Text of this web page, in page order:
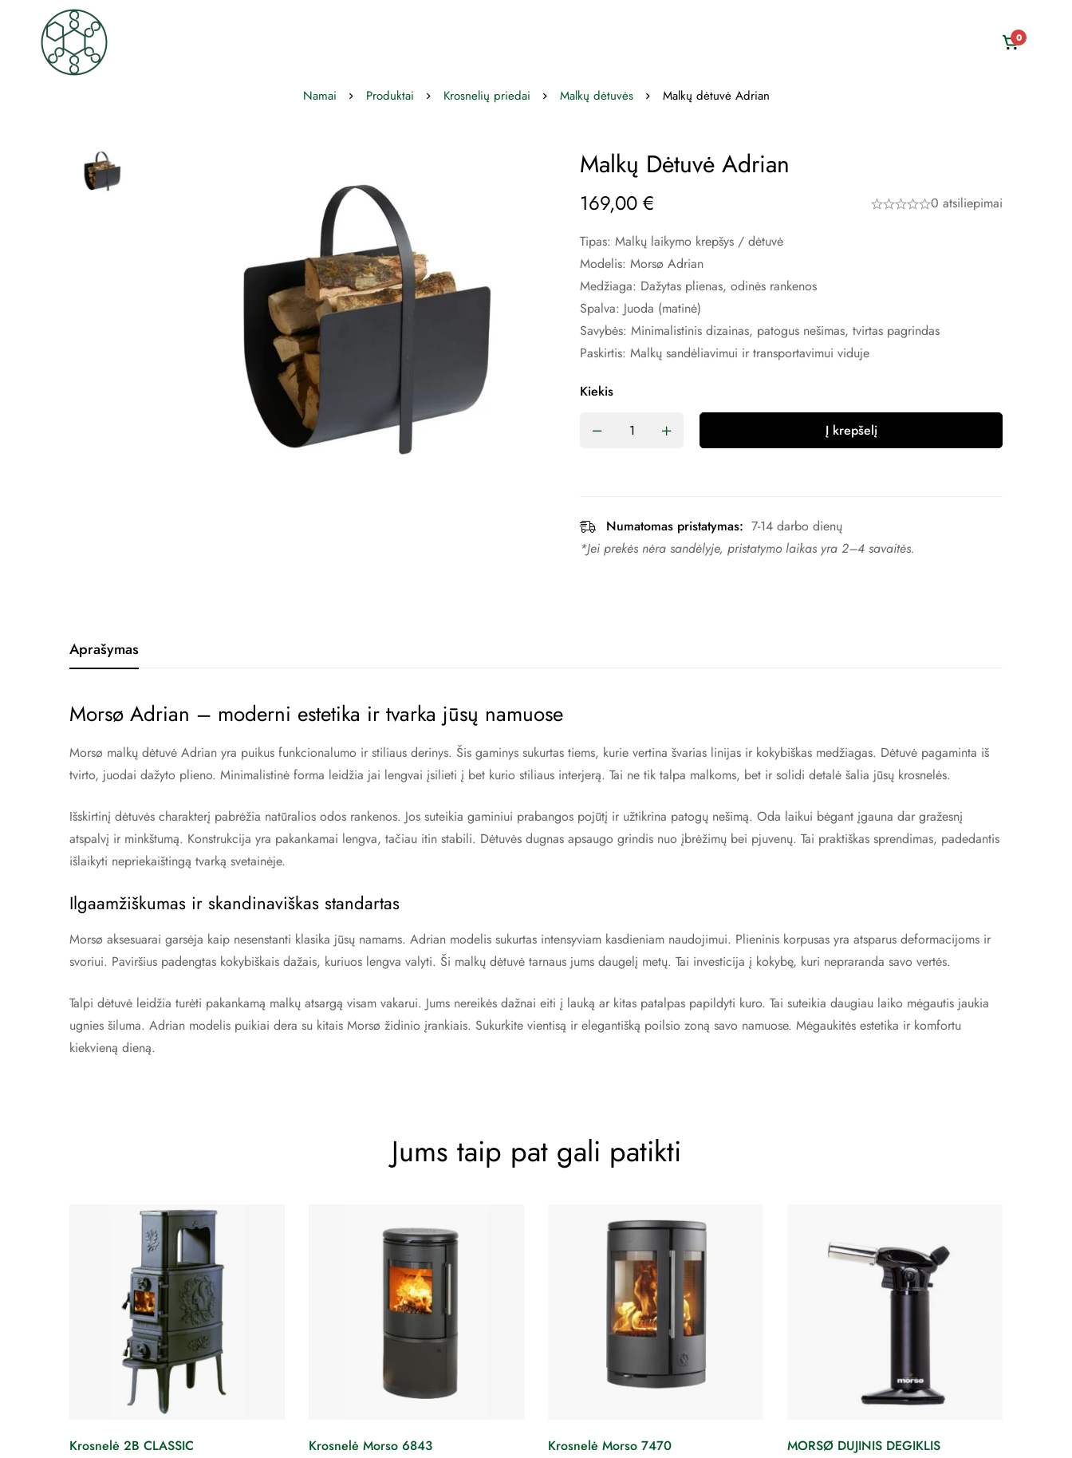
0
Namai Produktai Krosnelių priedai Malkų dėtuvės Malkų dėtuvė Adrian
Malkų Dėtuvė Adrian
169,00 € 0 atsiliepimai
Tipas: Malkų laikymo krepšys / dėtuvė
Modelis: Morsø Adrian
Medžiaga: Dažytas plienas, odinės rankenos
Spalva: Juoda (matinė)
Savybės: Minimalistinis dizainas, patogus nešimas, tvirtas pagrindas
Paskirtis: Malkų sandėliavimui ir transportavimui viduje
Kiekis
Į krepšelį
Numatomas pristatymas: 7-14 darbo dienų
*Jei prekės nėra sandėlyje, pristatymo laikas yra 2–4 ​​savaitės.
Aprašymas
Morsø Adrian – moderni estetika ir tvarka jūsų namuose
Morsø malkų dėtuvė Adrian yra puikus funkcionalumo ir stiliaus derinys. Šis gaminys sukurtas tiems, kurie vertina švarias linijas ir kokybiškas medžiagas. Dėtuvė pagaminta iš
tvirto, juodai dažyto plieno. Minimalistinė forma leidžia jai lengvai įsilieti į bet kurio stiliaus interjerą. Tai ne tik talpa malkoms, bet ir solidi detalė šalia jūsų krosnelės.
Išskirtinį dėtuvės charakterį pabrėžia natūralios odos rankenos. Jos suteikia gaminiui prabangos pojūtį ir užtikrina patogų nešimą. Oda laikui bėgant įgauna dar gražesnį
atspalvį ir minkštumą. Konstrukcija yra pakankamai lengva, tačiau itin stabili. Dėtuvės dugnas apsaugo grindis nuo įbrėžimų bei pjuvenų. Tai praktiškas sprendimas, padedantis
išlaikyti nepriekaištingą tvarką svetainėje.
Ilgaamžiškumas ir skandinaviškas standartas
Morsø aksesuarai garsėja kaip nesenstanti klasika jūsų namams. Adrian modelis sukurtas intensyviam kasdieniam naudojimui. Plieninis korpusas yra atsparus deformacijoms ir
svoriui. Paviršius padengtas kokybiškais dažais, kuriuos lengva valyti. Ši malkų dėtuvė tarnaus jums daugelį metų. Tai investicija į kokybę, kuri nepraranda savo vertės.
Talpi dėtuvė leidžia turėti pakankamą malkų atsargą visam vakarui. Jums nereikės dažnai eiti į lauką ar kitas patalpas papildyti kuro. Tai suteikia daugiau laiko mėgautis jaukia
ugnies šiluma. Adrian modelis puikiai dera su kitais Morsø židinio įrankiais. Sukurkite vientisą ir elegantišką poilsio zoną savo namuose. Mėgaukitės estetika ir komfortu
kiekvieną dieną.
Jums taip pat gali patikti
Krosnelė 2B CLASSIC
Krosnelė Morso 6843
Krosnelė Morso 7470
MORSØ DUJINIS DEGIKLIS